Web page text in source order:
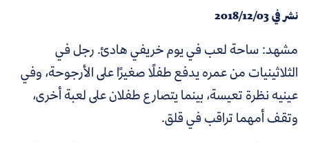
نشر في2018/12/03
مشهد: ساحة لعب في يوم خريفي هادئ. رجل في
الثلاثينيات من عمره يدفع طفلًا صغيرًا على الأرجوحة، وفي
عينيه نظرة تعيسة، بينما يتصارع طفلان على لعبة أخرى،
وتقف أمهما تراقب في قلق.